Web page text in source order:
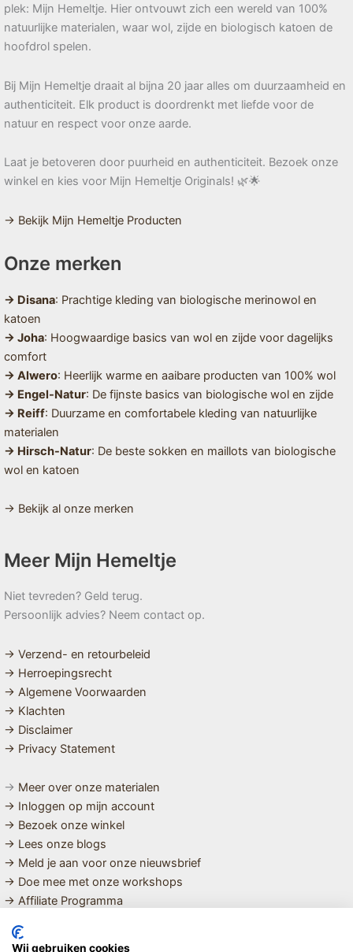
plek: Mijn Hemeltje. Hier ontvouwt zich een wereld van 100%
natuurlijke materialen, waar wol, zijde en biologisch katoen de
hoofdrol spelen.
Bij Mijn Hemeltje draait al bijna 20 jaar alles om duurzaamheid en
authenticiteit. Elk product is doordrenkt met liefde voor de
natuur en respect voor onze aarde.
Laat je betoveren door puurheid en authenticiteit. Bezoek onze
winkel en kies voor Mijn Hemeltje Originals! 🌿🌟
→ Bekijk Mijn Hemeltje Producten
Onze merken
→ Disana: Prachtige kleding van biologische merinowol en
katoen
→ Joha: Hoogwaardige basics van wol en zijde voor dagelijks
comfort
→ Alwero: Heerlijk warme en aaibare producten van 100% wol
→ Engel-Natur: De fijnste basics van biologische wol en zijde
→ Reiff: Duurzame en comfortabele kleding van natuurlijke
materialen
→ Hirsch-Natur: De beste sokken en maillots van biologische
wol en katoen
→ Bekijk al onze merken
Meer Mijn Hemeltje
Niet tevreden? Geld terug.
Persoonlijk advies? Neem contact op.
→ Verzend- en retourbeleid
→ Herroepingsrecht
→ Algemene Voorwaarden
→ Klachten
→ Disclaimer
→ Privacy Statement
→ Meer over onze materialen
→ Inloggen op mijn account
→ Bezoek onze winkel
→ Lees onze blogs
→ Meld je aan voor onze nieuwsbrief
→ Doe mee met onze workshops
→ Affiliate Programma
MET LIEFDE SAMENGESTELDE
Wij gebruiken cookies